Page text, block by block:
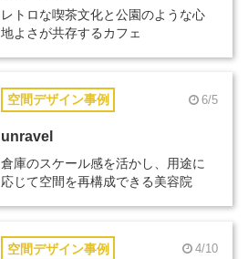
レトロな喫茶文化と公園のような心
地よさが共存するカフェ
空間デザイン事例 6/5
unravel
倉庫のスケール感を活かし、用途に
応じて空間を再構成できる美容院
空間デザイン事例 4/10